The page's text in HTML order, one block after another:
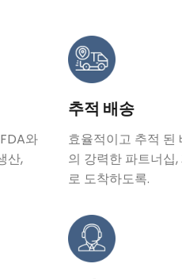
와
산,
추적 배송
효율적이고 추적 된
의 강력한 파트너십
로 도착하도록.